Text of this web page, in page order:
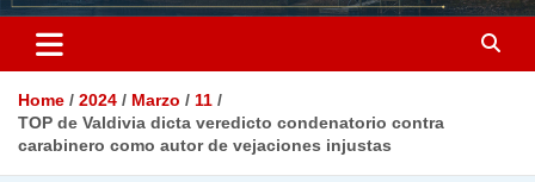
Home 2024 Marzo
11
TOP de Valdivia dicta veredicto condenatorio contra
carabinero como autor de vejaciones injustas